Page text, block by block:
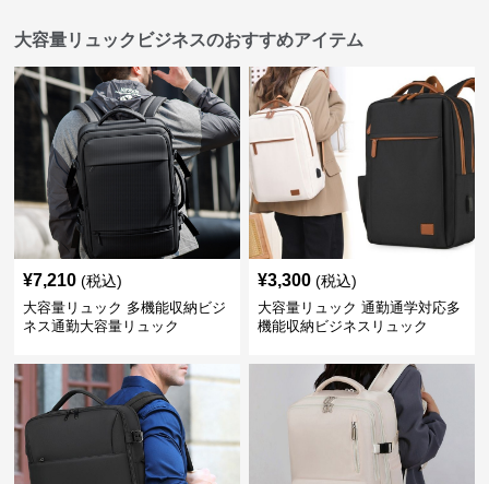
大容量リュックビジネスのおすすめアイテム
¥7,210 (税込)
大容量リュック 多機能収納ビジ
ネス通勤大容量リュック
¥3,300 (税込)
大容量リュック 通勤通学対応多
機能収納ビジネスリュック